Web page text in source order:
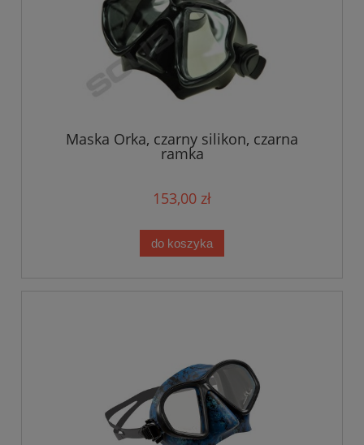
Maska Orka, czarny silikon, czarna
ramka
153,00 zł
do koszyka